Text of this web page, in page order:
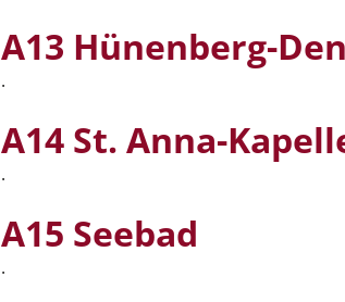
A13 Hünenberg-
.
A14 St. Anna-
.
A15 Seebad
.